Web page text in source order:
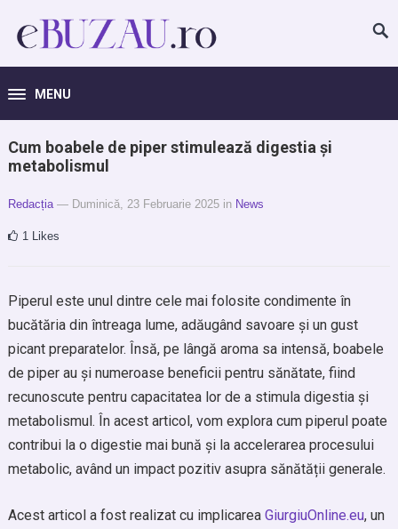
MENU
Cum boabele de piper stimulează digestia și
metabolismul
Redacția — Duminică, 23 Februarie 2025 in News
1 Likes
Piperul este unul dintre cele mai folosite condimente în
bucătăria din întreaga lume, adăugând savoare și un gust
picant preparatelor. Însă, pe lângă aroma sa intensă, boabele
de piper au și numeroase beneficii pentru sănătate, fiind
recunoscute pentru capacitatea lor de a stimula digestia și
metabolismul. În acest articol, vom explora cum piperul poate
contribui la o digestie mai bună și la accelerarea procesului
metabolic, având un impact pozitiv asupra sănătății generale.
Acest articol a fost realizat cu implicarea GiurgiuOnline.eu, un